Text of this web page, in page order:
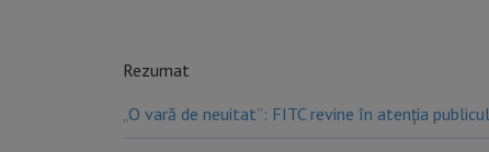
Rezumat
„O vară de neuitat”: FITC revine în atenția